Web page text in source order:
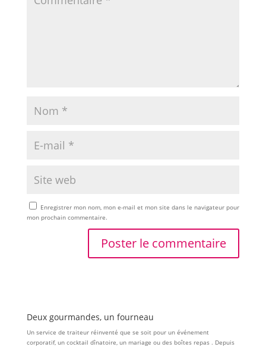
Enregistrer mon nom, mon e-mail et mon site dans le navigateur pour
mon prochain commentaire.
Deux gourmandes, un fourneau
Un service de traiteur réinventé que se soit pour un événement
corporatif, un cocktail dînatoire, un mariage ou des boîtes repas . Depuis